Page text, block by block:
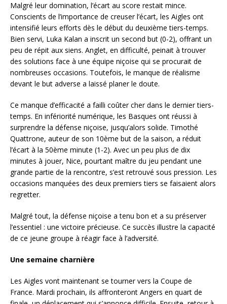
Malgré leur domination, l’écart au score restait mince.
Conscients de l’importance de creuser l’écart, les Aigles ont
intensifié leurs efforts dès le début du deuxième tiers-temps.
Bien servi, Luka Kalan a inscrit un second but (0-2), offrant un
peu de répit aux siens. Anglet, en difficulté, peinait à trouver
des solutions face à une équipe niçoise qui se procurait de
nombreuses occasions. Toutefois, le manque de réalisme
devant le but adverse a laissé planer le doute.
Ce manque d’efficacité a failli coûter cher dans le dernier tiers-
temps. En infériorité numérique, les Basques ont réussi à
surprendre la défense niçoise, jusqu’alors solide. Timothé
Quattrone, auteur de son 10ème but de la saison, a réduit
l’écart à la 50ème minute (1-2). Avec un peu plus de dix
minutes à jouer, Nice, pourtant maître du jeu pendant une
grande partie de la rencontre, s’est retrouvé sous pression. Les
occasions manquées des deux premiers tiers se faisaient alors
regretter.
Malgré tout, la défense niçoise a tenu bon et a su préserver
l’essentiel : une victoire précieuse. Ce succès illustre la capacité
de ce jeune groupe à réagir face à l’adversité.
Une semaine charnière
Les Aigles vont maintenant se tourner vers la Coupe de
France. Mardi prochain, ils affronteront Angers en quart de